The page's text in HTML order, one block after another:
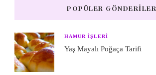
POPÜLER GÖNDERILER
HAMUR IŞLERI
Yaş Mayalı Poğaça Tarifi